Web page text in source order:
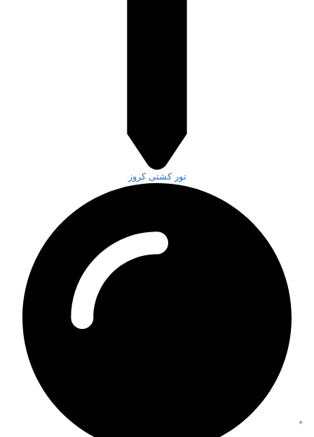
تور کشتی کروز